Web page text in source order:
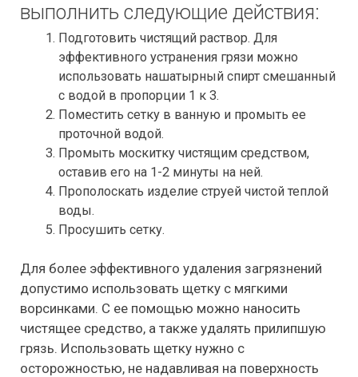
выполнить следующие действия:
Подготовить чистящий раствор. Для
эффективного устранения грязи можно
использовать нашатырный спирт смешанный
с водой в пропорции 1 к 3.
Поместить сетку в ванную и промыть ее
проточной водой.
Промыть москитку чистящим средством,
оставив его на 1-2 минуты на ней.
Прополоскать изделие струей чистой теплой
воды.
Просушить сетку.
Для более эффективного удаления загрязнений
допустимо использовать щетку с мягкими
ворсинками. С ее помощью можно наносить
чистящее средство, а также удалять прилипшую
грязь. Использовать щетку нужно с
осторожностью, не надавливая на поверхность